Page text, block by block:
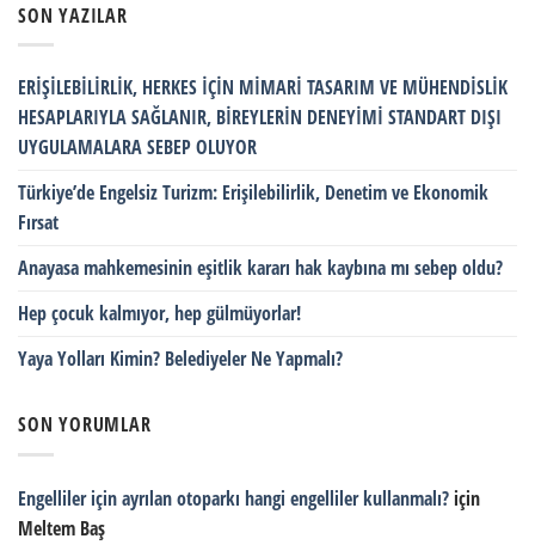
SON YAZILAR
ERİŞİLEBİLİRLİK, HERKES İÇİN MİMARİ TASARIM VE MÜHENDİSLİK
HESAPLARIYLA SAĞLANIR, BİREYLERİN DENEYİMİ STANDART DIŞI
UYGULAMALARA SEBEP OLUYOR
Türkiye’de Engelsiz Turizm: Erişilebilirlik, Denetim ve Ekonomik
Fırsat
Anayasa mahkemesinin eşitlik kararı hak kaybına mı sebep oldu?
Hep çocuk kalmıyor, hep gülmüyorlar!
Yaya Yolları Kimin? Belediyeler Ne Yapmalı?
SON YORUMLAR
Engelliler için ayrılan otoparkı hangi engelliler kullanmalı? için
Meltem Baş